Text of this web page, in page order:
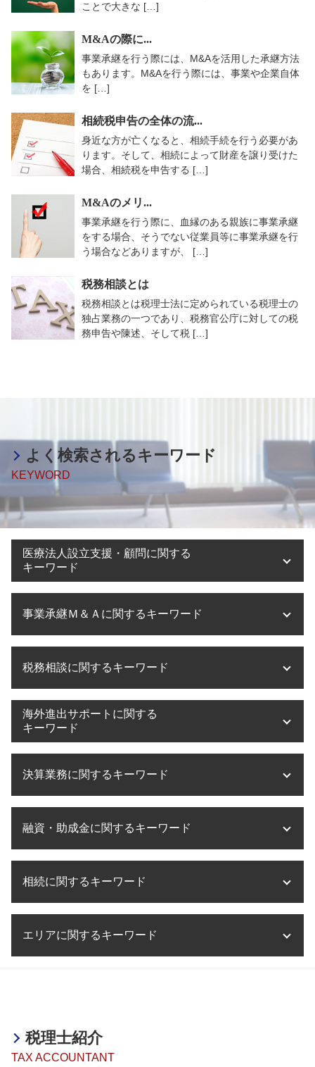
ことで大きな […]
M&Aの際に...
事業承継を行う際には、M&Aを活用した承継方法
もあります。M&Aを行う際には、事業や企業自体
を […]
相続税申告の全体の流...
身近な方が亡くなると、相続手続を行う必要があ
ります。そして、相続によって財産を譲り受けた
場合、相続税を申告する […]
M&Aのメリ...
事業承継を行う際に、血縁のある親族に事業承継
をする場合、そうでない従業員等に事業承継を行
う場合などありますが、 […]
税務相談とは
税務相談とは税理士法に定められている税理士の
独占業務の一つであり、税務官公庁に対しての税
務申告や陳述、そして税 […]
よく検索されるキーワード
KEYWORD
医療法人設立支援・顧問に関する
キーワード
医療法人 役員報酬
医療法人 資本金
医療法人設立 節税
医療法人設立 京都府
医療法人設立 必要書類
医療法人設立 目的
ms法人 個人開業医
医療法人設立 大阪府
医療法人設立 費用
医療法人 持分
医療法人設立 大阪
滋賀県 医療法人設立
事業承継Ｍ＆Ａに関するキーワード
m&a 手順
m&a 目的
事業承継 手続き
事業承継 何から
m&a 税理士法人
m&a 節税
事業承継 税金
事業承継 遺言
事業承継 クリニック
m&a 費用
事業承継 制度
事業承継 株
税務相談に関するキーワード
税務相談 税理士
税務相談 法人
税務相談 勘定科目
税務相談 相場
税務相談 税理士法
税務相談 贈与税
税理士法 税務相談 違法
税務相談 範囲
税務相談 とは
税務相談 退職金
税務相談 起業
海外進出サポートに関する
キーワード
海外進出 方法
海外進出 手続き
海外進出 コンサル
海外進出 計画
海外進出 飲食店
海外進出 補助金
海外進出 経営戦略
海外進出 注意点
海外進出 経理
決算業務に関するキーワード
決算業務 流れ
税理士事務所 決算業務
決算業務 税理士
決算業務 効率化
決算業務 スケジュール
融資・助成金に関するキーワード
助成金 税務
助成金 創業
助成金 贈与税
助成金とは 簡単に
助成金 個人事業主 開業
相続に関するキーワード
相続税 納期限
相続税 遺言
相続税 脱税 時効
相続税 誰に相談
エリアに関するキーワード
事業承継・M&A 大阪府
相続 和歌山県
税理士紹介
TAX ACCOUNTANT